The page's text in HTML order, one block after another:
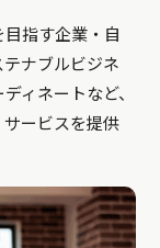
指す企業・自
ナブルビジネ
ィネートなど、
ービスを提供